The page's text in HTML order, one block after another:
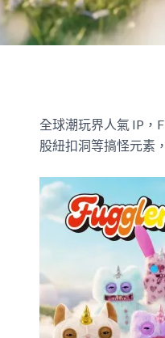
全球潮玩界人氣 IP，
股紐扣洞等搞怪元素